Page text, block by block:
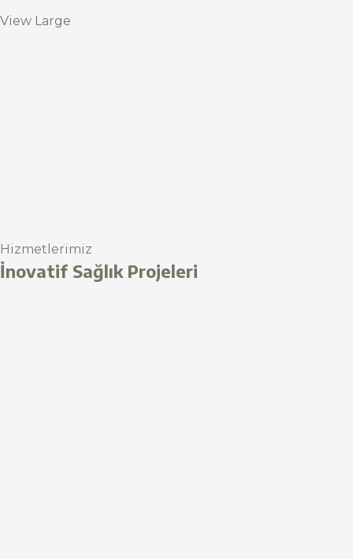
View Large
Hizmetlerimiz
İnovatif Sağlık Projeleri